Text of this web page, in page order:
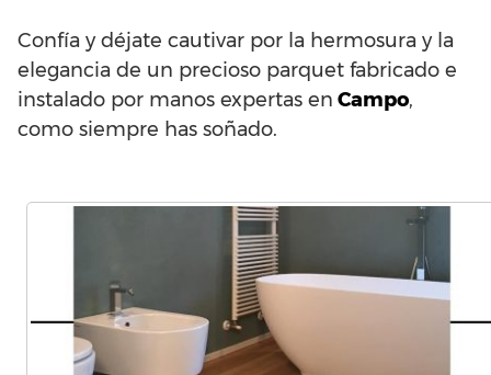
Confía y déjate cautivar por la hermosura y la
elegancia de un precioso parquet fabricado e
instalado por manos expertas en Campo,
como siempre has soñado.